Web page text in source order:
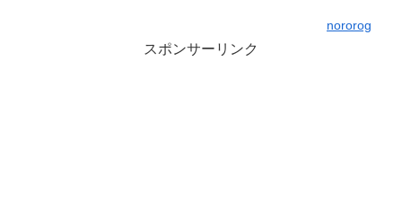
nororog
スポンサーリンク